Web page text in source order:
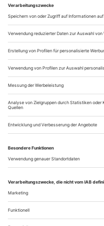
das Beharren auf
ausreichende persönliche...
In Beugehaft
Ein frischer Blick auf Pina
«Frühlingsopfer», zur Zeit des
unter der Lupe zunehmender
schimmerndem Torf
Tuch eine Frau. Dann das
zwei Gruppen spaltet:
Kleidern, die sie immer
sich dabei entblößen,
Der Raum vibriert vor
Über uns Kontakt